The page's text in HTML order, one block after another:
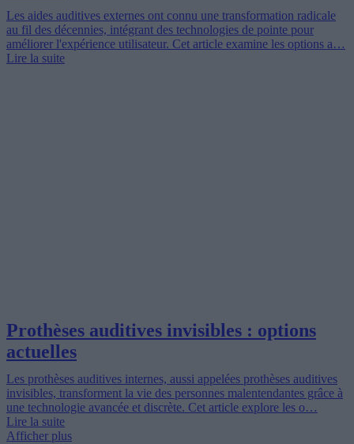
Les aides auditives externes ont connu une transformation radicale
au fil des décennies, intégrant des technologies de pointe pour
améliorer l'expérience utilisateur. Cet article examine les options a…
Lire la suite
Prothèses auditives invisibles : options
actuelles
Les prothèses auditives internes, aussi appelées prothèses auditives
invisibles, transforment la vie des personnes malentendantes grâce à
une technologie avancée et discrète. Cet article explore les o…
Lire la suite
Afficher plus